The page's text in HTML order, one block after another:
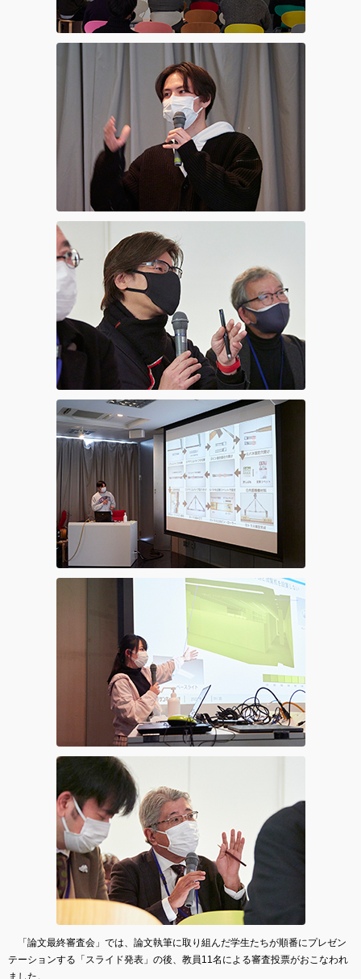
「論文最終審査会」では、論文執筆に取り組んだ学生たちが順番にプレゼン
テーションする「スライド発表」の後、教員11名による審査投票がおこなわれ
ました。